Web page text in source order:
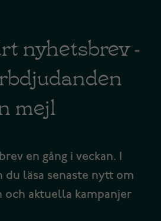
nyhetsbrev -
mejl
en gång i veckan. I
du läsa senaste nytt om
och aktuella kampanjer